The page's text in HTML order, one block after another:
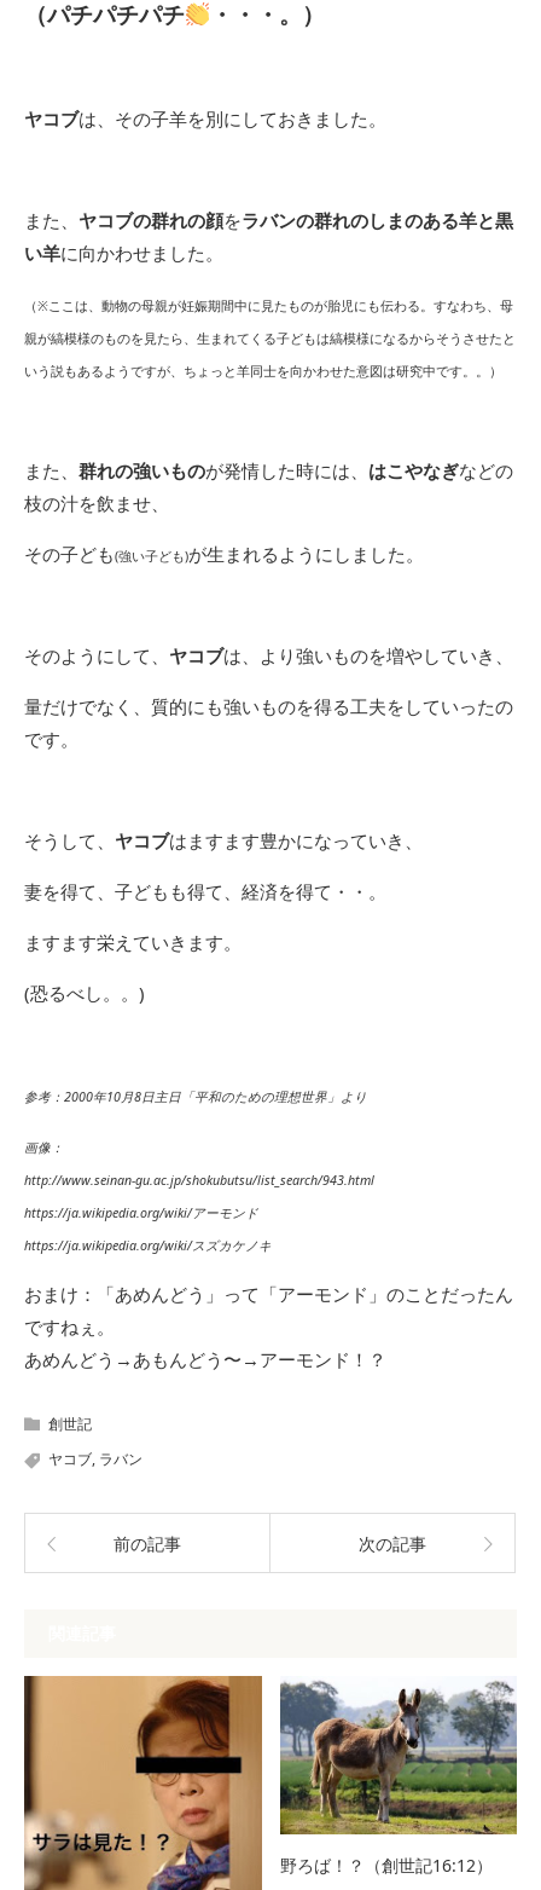
（パチパチパチ ・・・。）
ヤコブは、その子羊を別にしておきました。
また、 ヤコブの群れの顔をラバンの群れのしまのある羊と黒
い羊に向かわせました。
（※ここは、動物の母親が妊娠期間中に見たものが胎児にも伝わる。すなわち、母
親が縞模様のものを見たら、生まれてくる子どもは縞模様になるからそうさせたと
いう説もあるようですが、ちょっと羊同士を向かわせた意図は研究中です。。）
また、 群れの強いものが発情した時には、 はこやなぎなどの
枝の汁を飲ませ、
その子ども(強い子ども)が生まれるようにしました。
そのようにして、 ヤコブは、より強いものを増やしていき、
量だけでなく、質的にも強いものを得る工夫をしていったの
です。
そうして、 ヤコブはますます豊かになっていき、
妻を得て、子どもも得て、経済を得て・・。
ますます栄えていきます。
(恐るべし。。)
参考：2000年10月8日主日「平和のための理想世界」より
画像：
http://www.seinan-gu.ac.jp/shokubutsu/list_search/943.html
https://ja.wikipedia.org/wiki/アーモンド
https://ja.wikipedia.org/wiki/スズカケノキ
おまけ：「あめんどう」って「アーモンド」のことだったん
ですねぇ。
あめんどう→あもんどう〜→アーモンド！？
創世記
ヤコブ, ラバン
前の記事 次の記事
野ろば！？（創世記16:12）